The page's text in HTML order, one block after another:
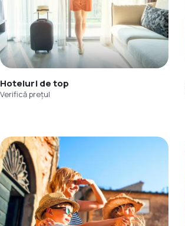
Hoteluri de top
Verifică prețul